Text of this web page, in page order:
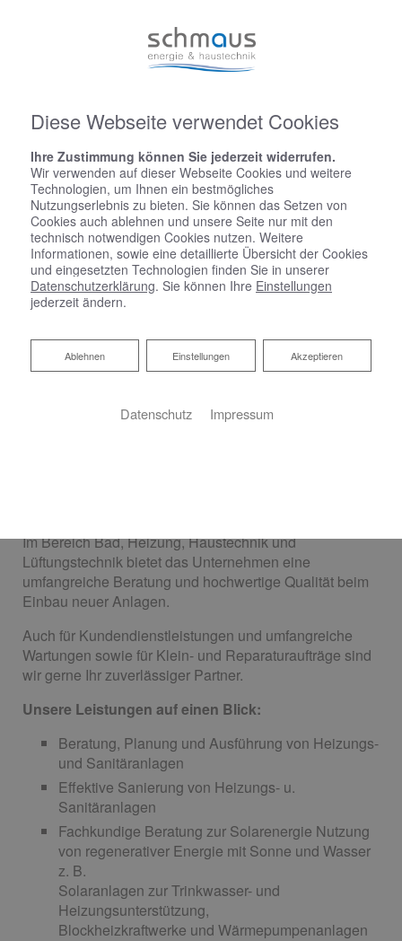
Im Bereich Bad, Heizung, Haustechnik und
Lüftungstechnik bietet das Unternehmen eine
umfangreiche Beratung und hochwertige Qualität beim
Einbau neuer Anlagen.
Auch für Kundendienstleistungen und umfangreiche
Wartungen sowie für Klein- und Reparaturaufträge sind
wir gerne Ihr zuverlässiger Partner.
Unsere Leistungen auf einen Blick:
Beratung, Planung und Ausführung von Heizungs-
und Sanitäranlagen
Effektive Sanierung von Heizungs- u.
Sanitäranlagen
Fachkundige Beratung zur Solarenergie Nutzung
von regenerativer Energie mit Sonne und Wasser
z. B.
Solaranlagen zur Trinkwasser- und
Heizungsunterstützung,
Blockheizkraftwerke und Wärmepumpenanlagen
Diese Webseite verwendet Cookies
Ihre Zustimmung können Sie jederzeit widerrufen.
Wir verwenden auf dieser Webseite Cookies und weitere
Technologien, um Ihnen ein bestmögliches
Nutzungserlebnis zu bieten. Sie können das Setzen von
Cookies auch ablehnen und unsere Seite nur mit den
technisch notwendigen Cookies nutzen. Weitere
Informationen, sowie eine detaillierte Übersicht der Cookies
und eingesetzten Technologien finden Sie in unserer
Datenschutzerklärung. Sie können Ihre Einstellungen
jederzeit ändern.
Akzeptieren
Einstellungen
Ablehnen
Ablehnen
Datenschutz Impressum